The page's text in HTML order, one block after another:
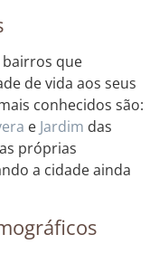
que
de vida aos seus
conhecidos são:
e Jardim das
próprias
a cidade ainda